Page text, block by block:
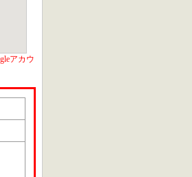
アカウ